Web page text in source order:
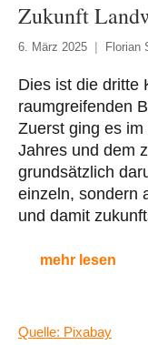
Zukunft
6. März 2025 Florian
Dies ist die dritte
raumgreifenden
Zuerst ging es
Jahres und dem
grundsätzlich
einzeln, sondern
und damit
mehr lesen
Quelle: Pixabay